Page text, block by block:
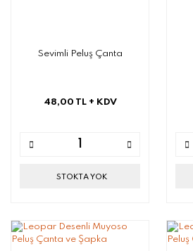
Sevimli Peluş Çanta
48,00 TL + KDV
STOKTA YOK